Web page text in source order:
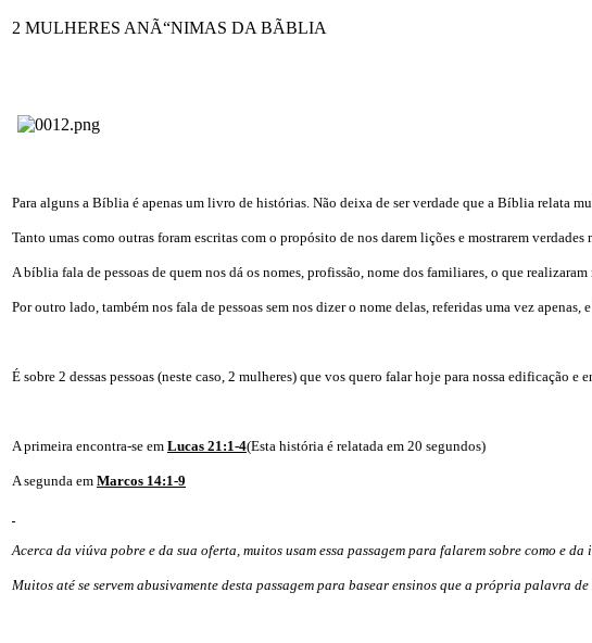
2 MULHERES ANÃ“NIMAS DA BÃBLIA
Para alguns a Bíblia é apenas um livro de histórias. Não deixa de ser verdade que a Bíblia relata
Tanto umas como outras foram escritas com o propósito de nos darem lições e mostrarem
A bíblia fala de pessoas de quem nos dá os nomes, profissão, nome dos familiares, o que
Por outro lado, também nos fala de pessoas sem nos dizer o nome delas, referidas uma vez
É sobre 2 dessas pessoas (neste caso, 2 mulheres) que vos quero falar hoje para nossa edificação e
A primeira encontra-se em Lucas 21:1-4(Esta história é relatada em 20 segundos)
A segunda em Marcos 14:1-9
Acerca da viúva pobre e da sua oferta, muitos usam essa passagem para falarem sobre como e
Muitos até se servem abusivamente desta passagem para basear ensinos que a própria palavra de